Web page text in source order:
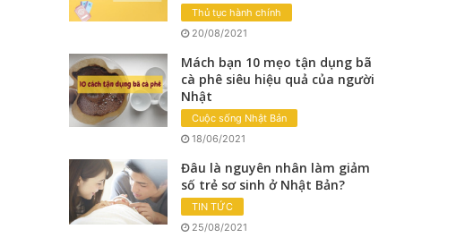
Thủ tục hành chính
20/08/2021
Mách bạn 10 mẹo tận dụng bã
cà phê siêu hiệu quả của người
Nhật
Cuộc sống Nhật Bản
18/06/2021
Đâu là nguyên nhân làm giảm
số trẻ sơ sinh ở Nhật Bản?
TIN TỨC
25/08/2021